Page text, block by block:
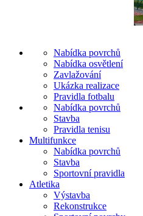
Nabídka povrchů
Nabídka osvětlení
Zavlažování
Ukázka realizace
Pravidla fotbalu
Nabídka povrchů
Stavba
Pravidla tenisu
Multifunkce
Nabídka povrchů
Stavba
Sportovní pravidla
Atletika
Výstavba
Rekonstrukce